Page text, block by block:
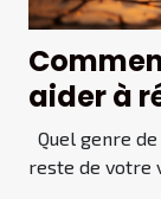
aider à
d'amour
Quel genre
reste de votre